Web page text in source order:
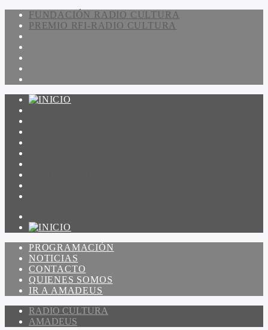
FUNDACIÓN RADIO CULTURA
PREMIO RFI-RADIO CULTURA
PROGRAMACIÓN
NOTICIAS
CONTACTO
QUIENES SOMOS
IR A AMADEUS
RADIO CULTURA
AMADEUS